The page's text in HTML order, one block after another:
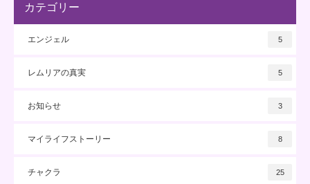
カテゴリー
エンジェル 5
レムリアの真実 5
お知らせ 3
マイライフストーリー 8
チャクラ 25